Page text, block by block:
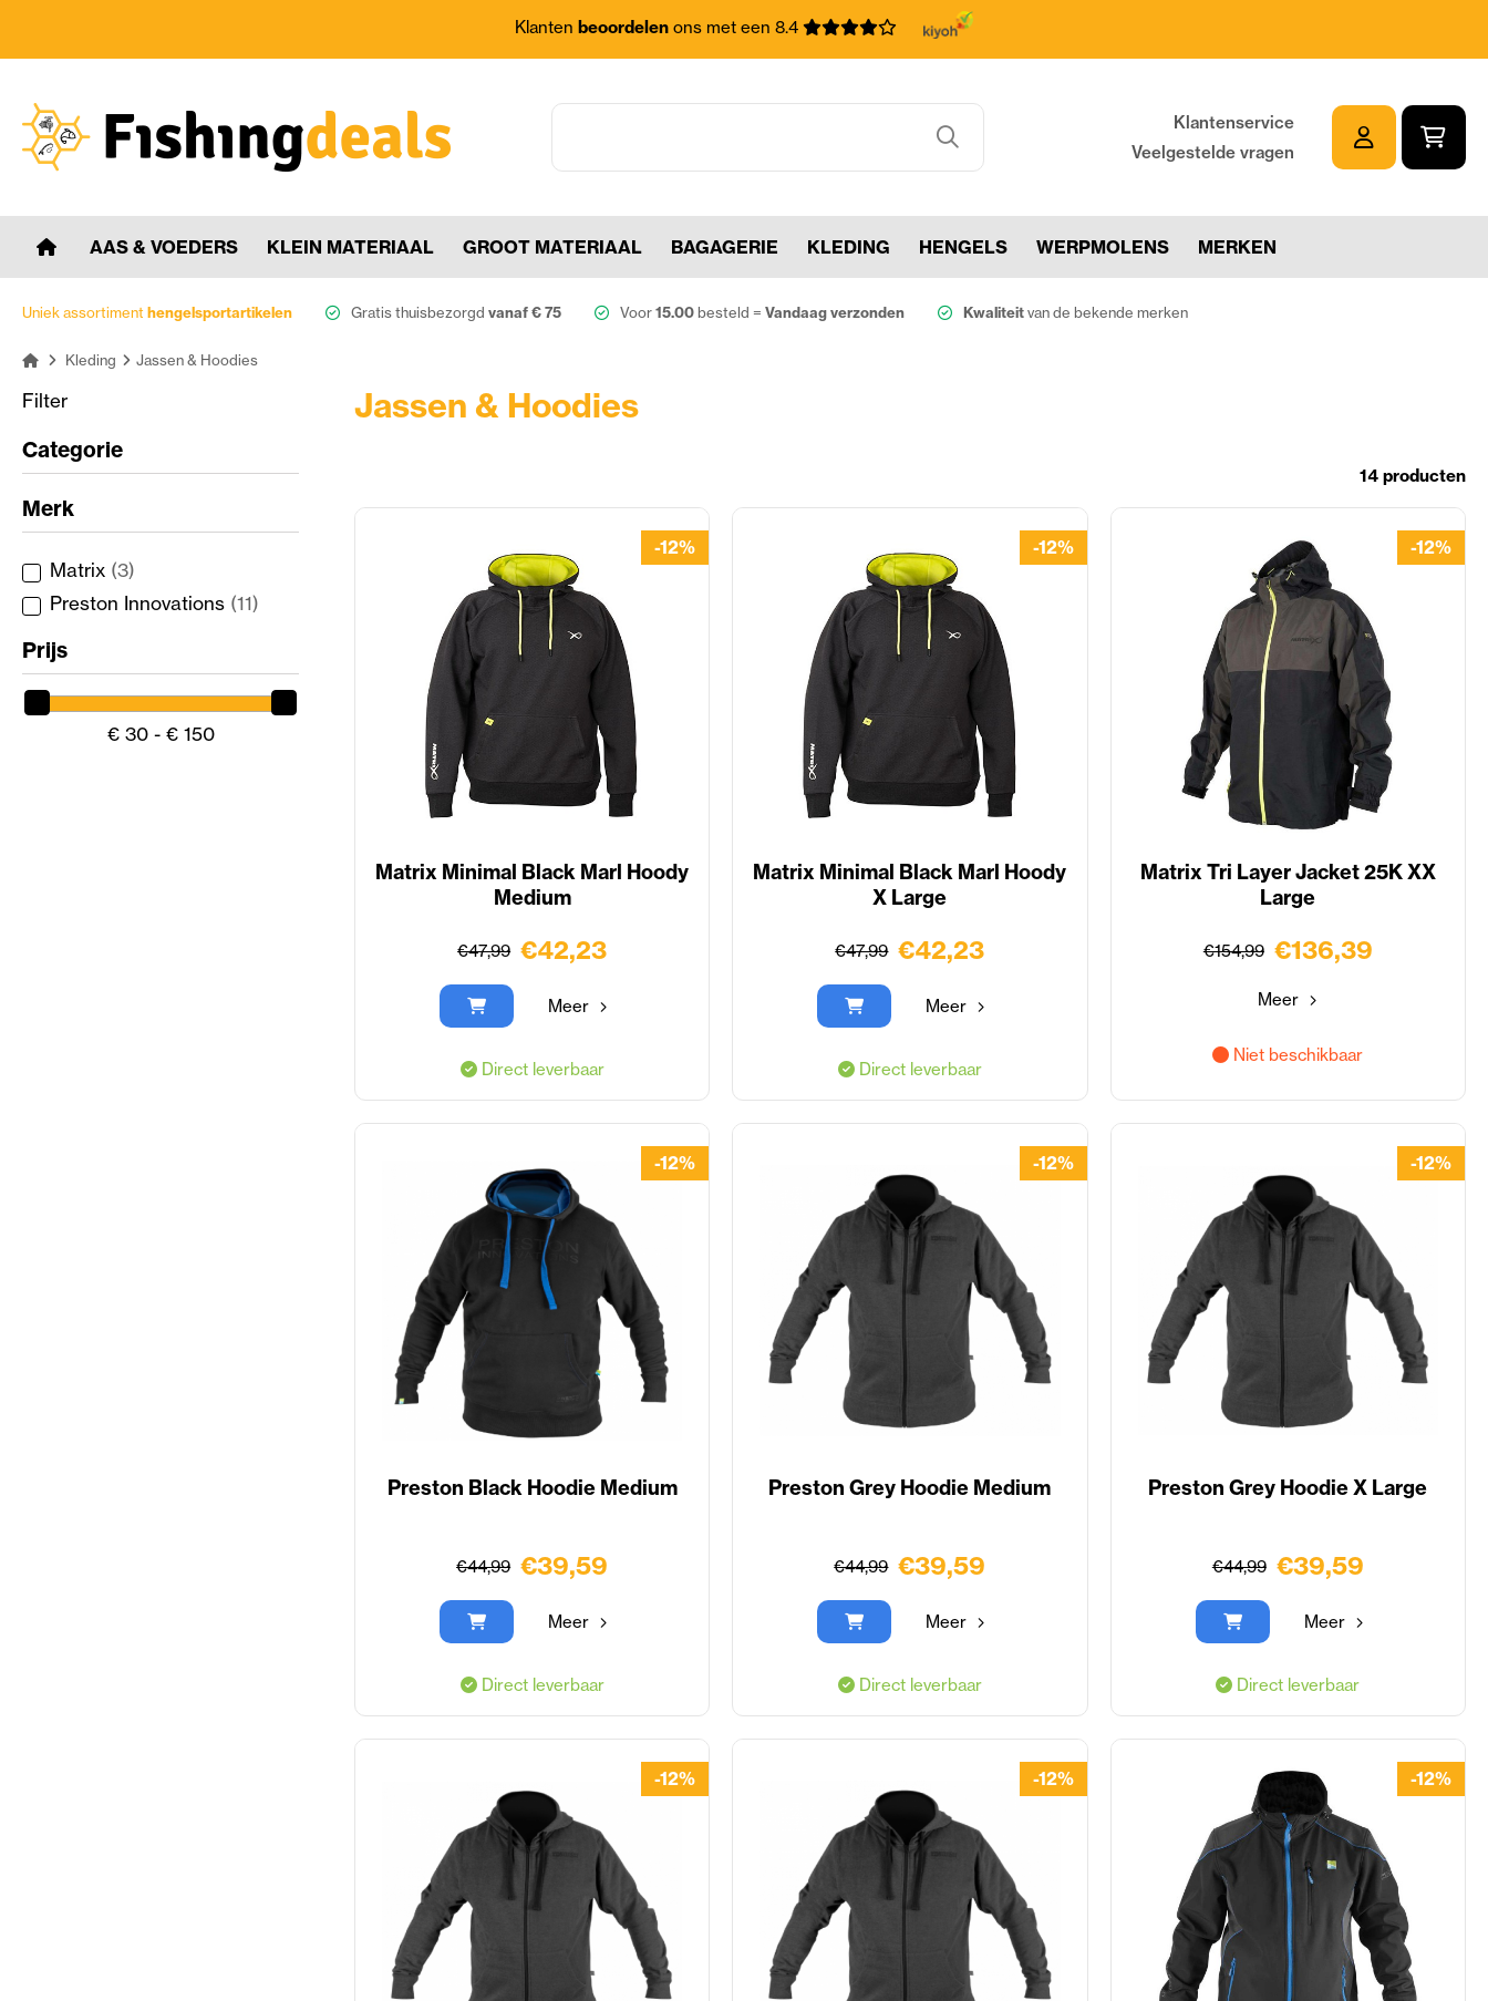
Klanten beoordelen ons met een 8.4
Klantenservice
Veelgestelde vragen
AAS & VOEDERS KLEIN MATERIAAL GROOT MATERIAAL BAGAGERIE KLEDING HENGELS WERPMOLENS MERKEN
Uniek assortimenthengelsportartikelen Gratis thuisbezorgd vanaf € 75 Voor15.00besteld = Vandaag verzonden Kwaliteitvan de bekende merken
Kleding Jassen & Hoodies
Filter
Categorie
Merk
Matrix (3)
Preston Innovations (11)
Prijs
€ 30 - € 150
Jassen & Hoodies
14 producten
Matrix Minimal Black Marl Hoody
Medium
€47,99
-12%
€42,23
Meer
Direct leverbaar
Matrix Minimal Black Marl Hoody
X Large
€47,99
-12%
€42,23
Meer
Direct leverbaar
Matrix Tri Layer Jacket 25K XX
Large
€154,99
-12%
€136,39
Meer
Niet beschikbaar
Preston Black Hoodie Medium
€44,99
-12%
€39,59
Meer
Direct leverbaar
Preston Grey Hoodie Medium
€44,99
-12%
€39,59
Meer
Direct leverbaar
Preston Grey Hoodie X Large
€44,99
-12%
€39,59
Meer
Direct leverbaar
-12% -12% -12%